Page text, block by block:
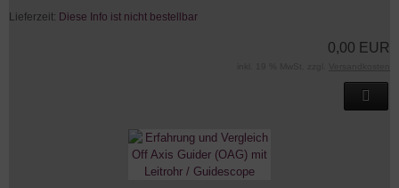
Lieferzeit: Diese Info ist nicht bestellbar
0,00 EUR